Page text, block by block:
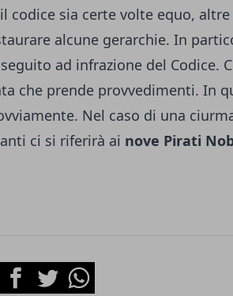
codice sia certe volte equo,
alcune gerarchie. In
ad infrazione del Codice.
che prende provvedimenti. In
Nel caso di una
ci si riferirà ai nove Pirati
FacebookTwitterWhatsapp